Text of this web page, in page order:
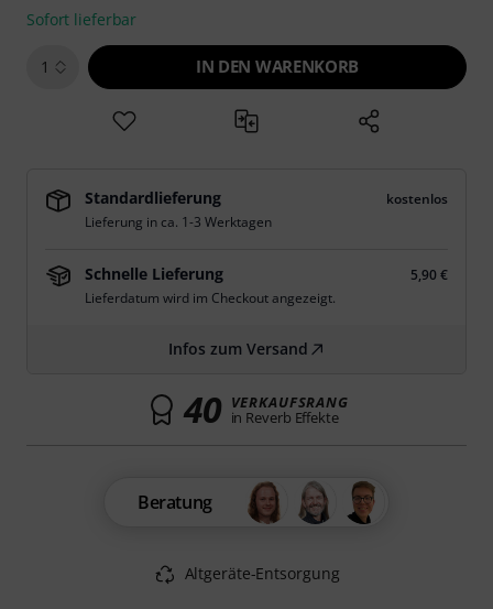
Sofort lieferbar
1 IN DEN WARENKORB
Standardlieferung
kostenlos
Lieferung in ca. 1-3 Werktagen
Schnelle Lieferung
5,90 €
Lieferdatum wird im Checkout angezeigt.
Infos zum Versand
40 VERKAUFSRANG
in Reverb Effekte
Beratung
Altgeräte-Entsorgung